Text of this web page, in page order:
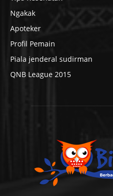
Ngakak
Apoteker
Profil Pemain
Piala jenderal sudirman
QNB League 2015